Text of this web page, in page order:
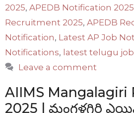
2025, APEDB Notification 2025
Recruitment 2025, APEDB
Notification, Latest AP Job
Notifications, latest telugu
Leave a comment
AIIMS
2025 | మంగళగిరి